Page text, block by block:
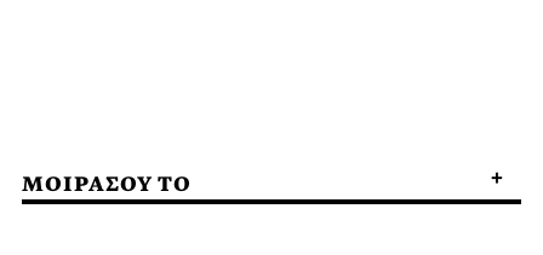
ΜΟΙΡΑΣΟΥ ΤΟ